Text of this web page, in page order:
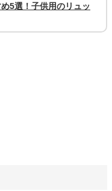
5選！子供用のリュッ